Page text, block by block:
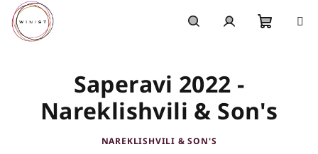
Skip
content
Saperavi 2022 -
Nareklishvili & Son's
NAREKLISHVILI & SON'S